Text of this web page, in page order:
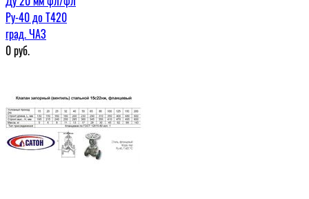
Ру-40 до Т420
град. ЧАЗ
0руб.